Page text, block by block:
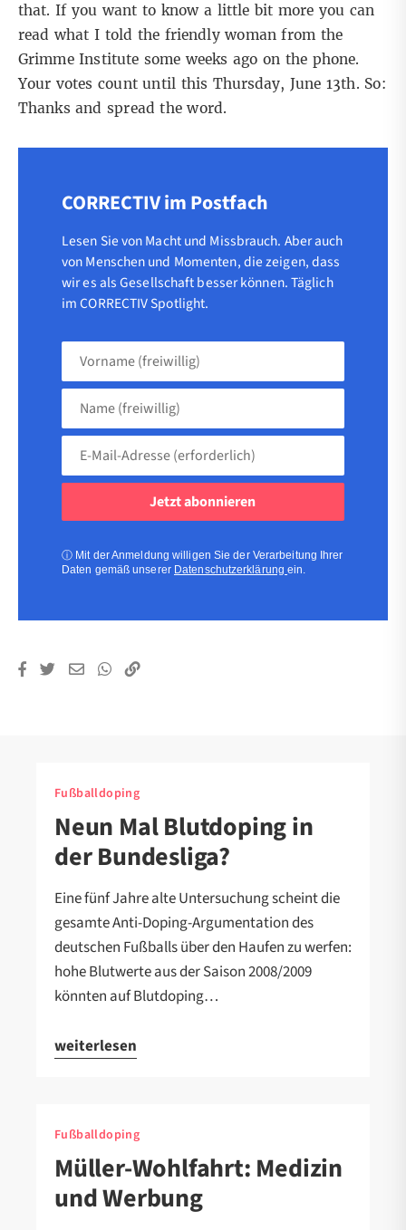
that. If you want to know a little bit more you can
read what I told the friendly woman from the
Grimme Institute some weeks ago on the phone.
Your votes count until this Thursday, June 13th. So:
Thanks and spread the word.
CORRECTIV im Postfach
Lesen Sie von Macht und Missbrauch. Aber auch
von Menschen und Momenten, die zeigen, dass
wir es als Gesellschaft besser können. Täglich
im CORRECTIV Spotlight.
Vorname
(freiwillig)
Name
(freiwillig)
Mail-
Adresse
ⓘ Mit der Anmeldung willigen Sie der Verarbeitung Ihrer
Daten gemäß unserer Datenschutzerklärungein.
Fußballdoping
Neun Mal Blutdoping in
der Bundesliga?
Eine fünf Jahre alte Untersuchung scheint die
gesamte Anti-Doping-Argumentation des
deutschen Fußballs über den Haufen zu werfen:
hohe Blutwerte aus der Saison 2008/2009
könnten auf Blutdoping…
weiterlesen
Fußballdoping
Müller-Wohlfahrt: Medizin
und Werbung